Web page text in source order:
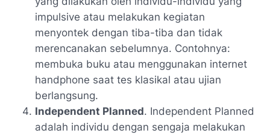
impulsive atau melakukan kegiatan
menyontek dengan tiba-tiba dan tidak
merencanakan sebelumnya. Contohnya:
membuka buku atau menggunakan internet
handphone saat tes klasikal atau ujian
berlangsung.
Independent Planned. Independent Planned
adalah individu dengan sengaja melakukan